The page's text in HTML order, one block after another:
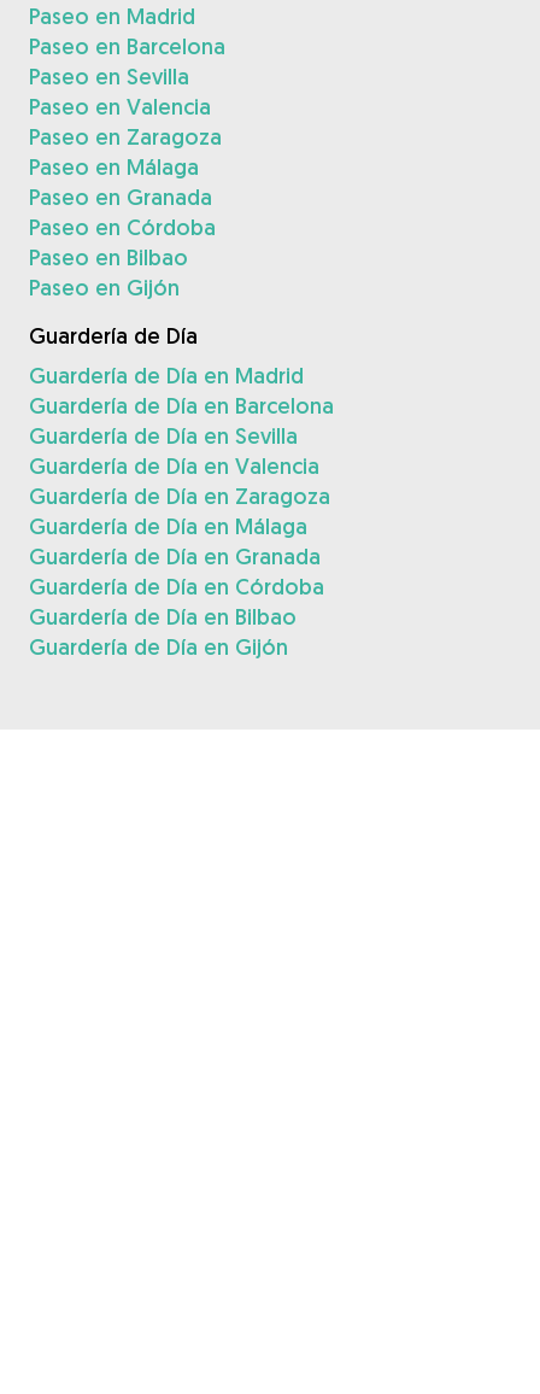
Paseo en Madrid
Paseo en Barcelona
Paseo en Sevilla
Paseo en Valencia
Paseo en Zaragoza
Paseo en Málaga
Paseo en Granada
Paseo en Córdoba
Paseo en Bilbao
Paseo en Gijón
Guardería de Día
Guardería de Día en Madrid
Guardería de Día en Barcelona
Guardería de Día en Sevilla
Guardería de Día en Valencia
Guardería de Día en Zaragoza
Guardería de Día en Málaga
Guardería de Día en Granada
Guardería de Día en Córdoba
Guardería de Día en Bilbao
Guardería de Día en Gijón